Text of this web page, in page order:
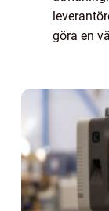
göra en